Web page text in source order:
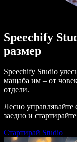
Speechify
размер
Speechify Studio
мащаба им – от
отдели.
Лесно управлявайте
заедно и
Стартирай Studio